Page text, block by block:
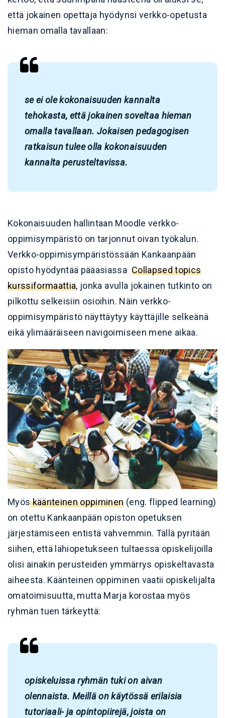
että jokainen opettaja hyödynsi verkko-opetusta
hieman omalla tavallaan:
se ei ole kokonaisuuden kannalta
tehokasta, että jokainen soveltaa hieman
omalla tavallaan. Jokaisen pedagogisen
ratkaisun tulee olla kokonaisuuden
kannalta perusteltavissa.
Kokonaisuuden hallintaan Moodle verkko-
oppimisympäristö on tarjonnut oivan työkalun.
Verkko-oppimisympäristössään Kankaanpään
opisto hyödyntää pääasiassa Collapsed topics
kurssiformaattia, jonka avulla jokainen tutkinto on
pilkottu selkeisiin osioihin. Näin verkko-
oppimisympäristö näyttäytyy käyttäjille selkeänä
eikä ylimääräiseen navigoimiseen mene aikaa.
Myöskäänteinen oppiminen(eng. flipped learning)
on otettu Kankaanpään opiston opetuksen
järjestämiseen entistä vahvemmin. Tällä pyritään
siihen, että lähiopetukseen tultaessa opiskelijoilla
olisi ainakin perusteiden ymmärrys opiskeltavasta
aiheesta. Käänteinen oppiminen vaatii opiskelijalta
omatoimisuutta, mutta Marja korostaa myös
ryhmän tuen tärkeyttä:
opiskeluissa ryhmän tuki on aivan
olennaista. Meillä on käytössä erilaisia
tutoriaali- ja opintopiirejä, joista on